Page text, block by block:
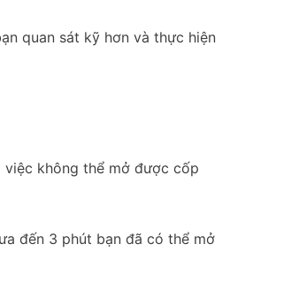
quan sát kỹ hơn và thực hiện
không thể mở được cốp
đến 3 phút bạn đã có thể mở